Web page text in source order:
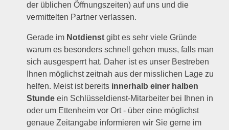
der üblichen Öffnungszeiten) auf uns und die
vermittelten Partner verlassen.
Gerade im Notdienst gibt es sehr viele Gründe
warum es besonders schnell gehen muss, falls man
sich ausgesperrt hat. Daher ist es unser Bestreben
Ihnen möglichst zeitnah aus der misslichen Lage zu
helfen. Meist ist bereits innerhalb einer halben
Stunde ein Schlüsseldienst-Mitarbeiter bei Ihnen in
oder um Ettenheim vor Ort - über eine möglichst
genaue Zeitangabe informieren wir Sie gerne im